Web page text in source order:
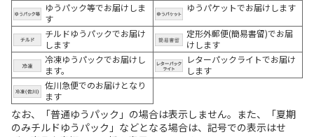
ゆうパック等でお届けしま
す
ゆうパケットでお届けします
チルドゆうパックでお届け
します
定形外郵便(簡易書留)でお届
けします
冷凍ゆうパックでお届けし
ます。
レターパックライトでお届け
します
佐川急便でのお届けとなり
ます
なお、「普通ゆうパック」の場合は表示しません。また、「夏期
のみチルドゆうパック」などとなる場合は、記号での表示はせ